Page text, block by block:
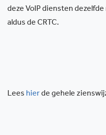
deze VoIP diensten
aldus de CRTC.
Lees hierde gehele